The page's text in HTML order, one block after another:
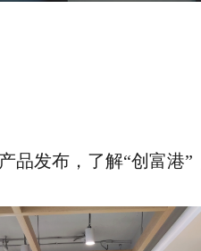
品发布，了解“创富港